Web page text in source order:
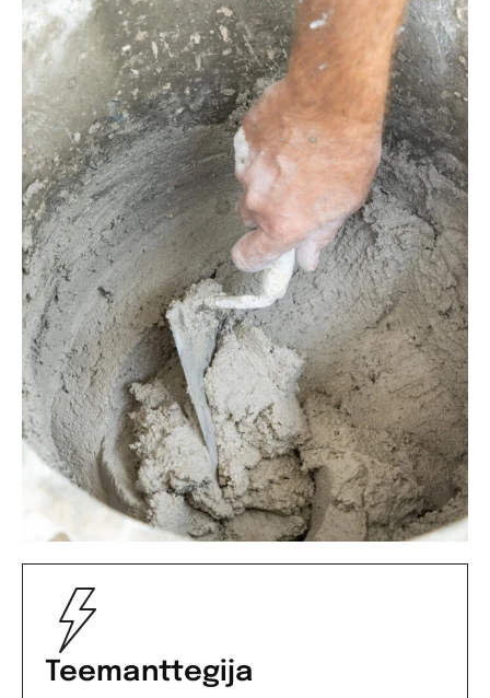
Teemanttegija